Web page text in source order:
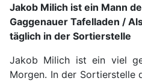
Jakob Milich ist ein Mann
Gaggenauer Tafelladen /
täglich in der Sortierstelle
Jakob Milich ist ein viel
Morgen. In der Sortierstelle